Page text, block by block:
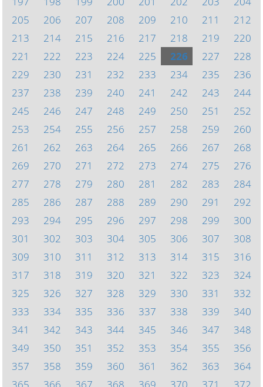
205
206 207 208 209 210 211
212
213
214 215 216 217 218 219
220
221
222 223 224 225 226 227
228
229
230 231 232 233 234 235
236
237
238 239 240 241 242 243
244
245
246 247 248 249 250 251
252
253
254 255 256 257 258 259
260
261
262 263 264 265 266 267
268
269
270 271 272 273 274 275
276
277
278 279 280 281 282 283
284
285
286 287 288 289 290 291
292
293
294 295 296 297 298 299
300
301
302 303 304 305 306 307
308
309
310 311 312 313 314 315
316
317
318 319 320 321 322 323
324
325
326 327 328 329 330 331
332
333
334 335 336 337 338 339
340
341
342 343 344 345 346 347
348
349
350 351 352 353 354 355
356
357
358 359 360 361 362 363
364